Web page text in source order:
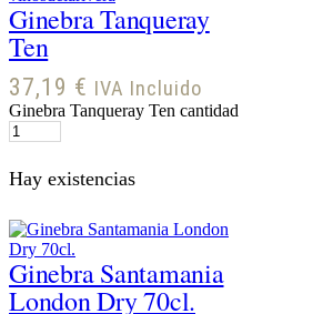
Ginebra Tanqueray
Ten
37,19 € IVA Incluido
Ginebra Tanqueray Ten cantidad
Hay existencias
Ginebra Santamania
London Dry 70cl.